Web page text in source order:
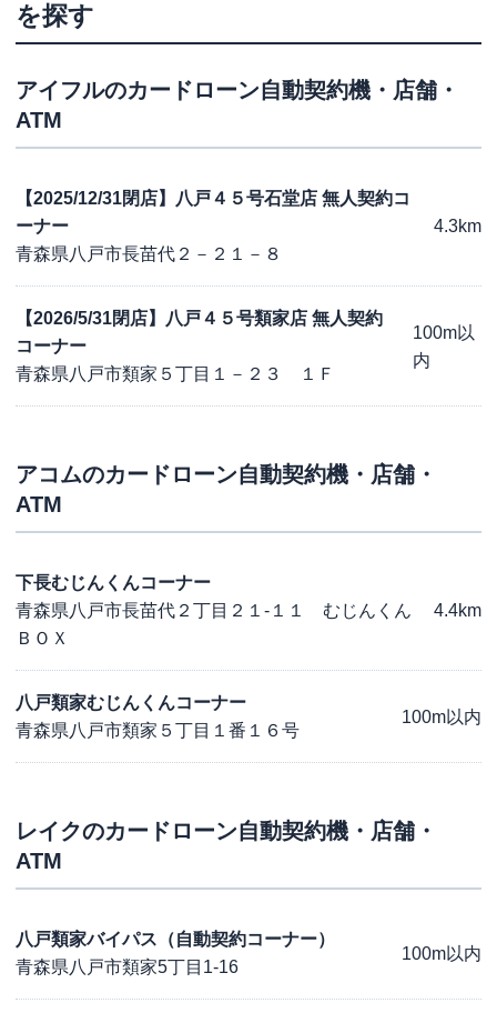
を探す
アイフルのカードローン自動契約機・店舗・
ATM
【2025/12/31閉店】八戸４５号石堂店 無人契約コ
ーナー
青森県八戸市長苗代２－２１－８
4.3km
【2026/5/31閉店】八戸４５号類家店 無人契約
コーナー
青森県八戸市類家５丁目１－２３ １Ｆ
100m以
内
アコムのカードローン自動契約機・店舗・
ATM
下長むじんくんコーナー
青森県八戸市長苗代２丁目２１-１１ むじんくん
ＢＯＸ
4.4km
八戸類家むじんくんコーナー
青森県八戸市類家５丁目１番１６号
100m以内
レイクのカードローン自動契約機・店舗・
ATM
八戸類家バイパス（自動契約コーナー）
青森県八戸市類家5丁目1-16
100m以内